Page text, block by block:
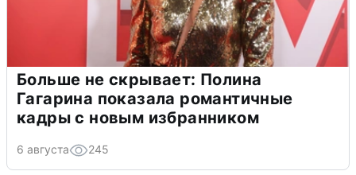
Больше не скрывает: Полина
Гагарина показала романтичные
кадры с новым избранником
6 августа 245